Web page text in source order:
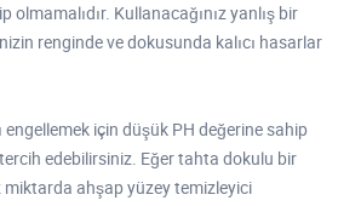
olmamalıdır. Kullanacağınız yanlış bir
renginde ve dokusunda kalıcı hasarlar
için düşük PH değerine sahip
edebilirsiniz. Eğer tahta dokulu bir
miktarda ahşap yüzey temizleyici